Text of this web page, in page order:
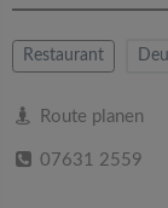
Restaurant
Route planen
07631 2559
a
v